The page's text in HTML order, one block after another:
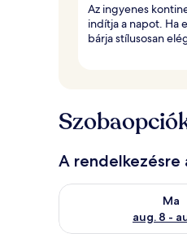
Az ingyenes
indítja a napot. Ha
bárja stílusosan
A rendelkezésre
Ma
aug. 8 -
A ma esti